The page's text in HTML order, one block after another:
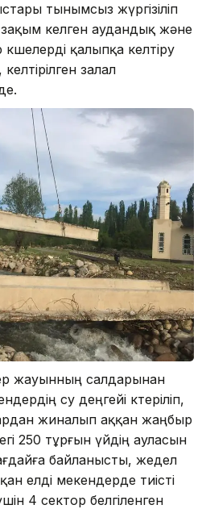
тынымсыз жүргізіліп
келген аудандық және
қалыпқа келтіру
залал
жауынның салдарынан
су деңгейі көтеріліп,
жиналып аққан жаңбыр
250 тұрғын үйдің ауласын
байланысты, жедел
елді мекендерде тиісті
4 сектор белгіленген